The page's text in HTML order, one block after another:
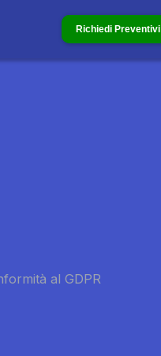
Richiedi Preventivi